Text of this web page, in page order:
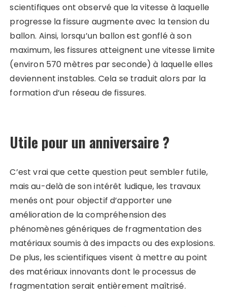
scientifiques ont observé que la vitesse à laquelle
progresse la fissure augmente avec la tension du
ballon. Ainsi, lorsqu’un ballon est gonflé à son
maximum, les fissures atteignent une vitesse limite
(environ 570 mètres par seconde) à laquelle elles
deviennent instables. Cela se traduit alors par la
formation d’un réseau de fissures.
Utile pour un anniversaire ?
C’est vrai que cette question peut sembler futile,
mais au-delà de son intérêt ludique, les travaux
menés ont pour objectif d’apporter une
amélioration de la compréhension des
phénomènes génériques de fragmentation des
matériaux soumis à des impacts ou des explosions.
De plus, les scientifiques visent à mettre au point
des matériaux innovants dont le processus de
fragmentation serait entièrement maîtrisé.